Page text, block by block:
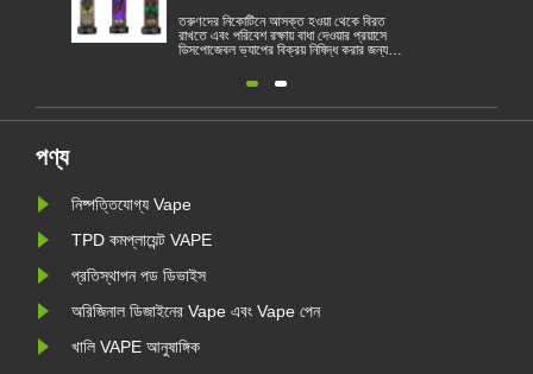
তামা......
বৈদ্যুতিন সিগারেট একটি জনপ্রিয় পণ্য হয়ে উঠেছে যা
গ্রাহকদের ধূমপান হ্রাস করতে বা ধূমপান ছেড়ে দিতে
সহায়তা করে। এই নিবন্ধটি বিভিন্ন দেশ অনুসারে
তদ্ব্যতীত, কয়েকটি দেশ রয়েছে এবং অঞ্চলগুলি
ভ্যাপিং পণ্য নিষিদ্ধ করেছে।
পণ্য
নিষ্পত্তিযোগ্য Vape
TPD কমপ্লায়েন্ট VAPE
প্রতিস্থাপন পড ডিভাইস
অরিজিনাল ডিজাইনের Vape এবং Vape পেন
খালি VAPE আনুষাঙ্গিক